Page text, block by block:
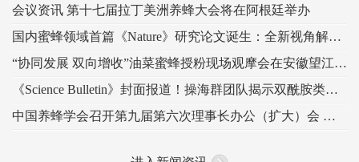
会议资讯 第十七届拉丁美洲养蜂大会将在阿根廷举办
国内蜜蜂领域首篇《Nature》研究论文诞生：全新视角解读蜂王发育的“建筑密码”
“协同发展 双向增收”油菜蜜蜂授粉现场观摩会在安徽望江举办
《Science Bulletin》封面报道！操海群团队揭示双酰胺类杀虫剂影响蜜蜂蜂王生殖
中国养蜂学会召开第九届第六次理事长办公（扩大）会 锚定“十五五” 谋划蜂业高质量发展